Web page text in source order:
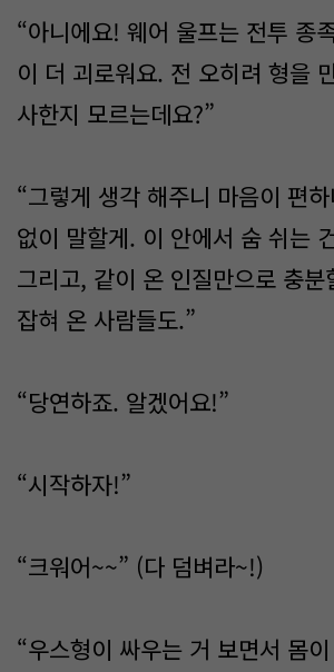
“아니에요! 웨어 울프는 전투 종
이 더 괴로워요. 전 오히려 형을
사한지 모르는데요?”
“그렇게 생각 해주니 마음이 편
없이 말할게. 이 안에서 숨 쉬는
그리고, 같이 온 인질만으로 충
잡혀 온 사람들도.”
“당연하죠. 알겠어요!”
“시작하자!”
“크워어~~” (다 덤벼라~!)
“우스형이 싸우는 거 보면서 몸